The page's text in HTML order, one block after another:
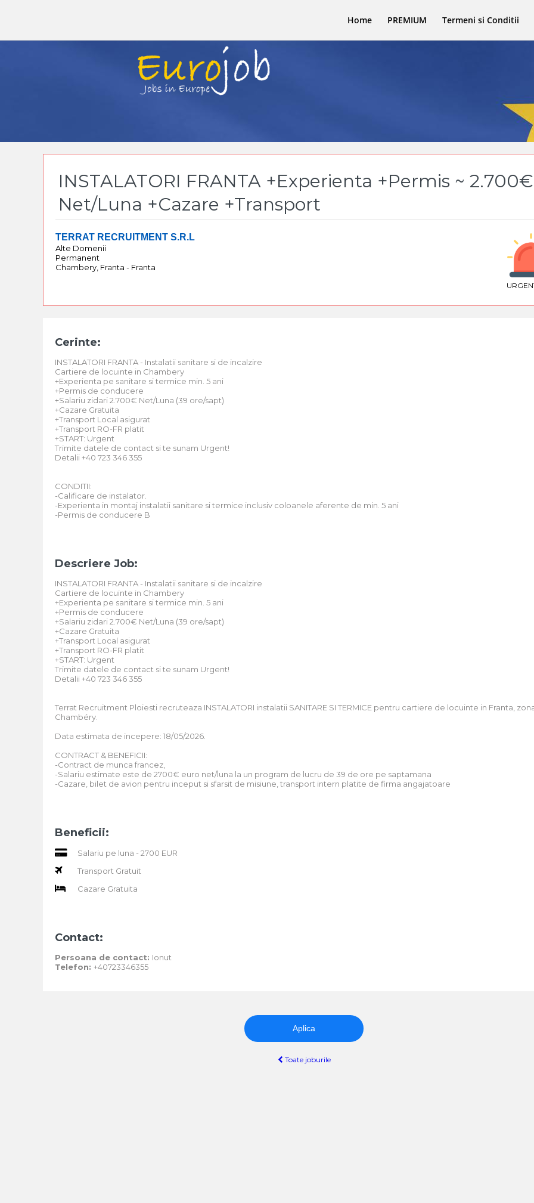
Home PREMIUM Termeni si Conditii
INSTALATORI FRANTA +Experienta +Permis ~ 2.700€
Net/Luna +Cazare +Transport
TERRAT RECRUITMENT S.R.L
Alte Domenii
Permanent
Chambery, Franta - Franta
Cerinte:
INSTALATORI FRANTA - Instalatii sanitare si de incalzire
Cartiere de locuinte in Chambery
+Experienta pe sanitare si termice min. 5 ani
+Permis de conducere
+Salariu zidari 2.700€ Net/Luna (39 ore/sapt)
+Cazare Gratuita
+Transport Local asigurat
+Transport RO-FR platit
+START: Urgent
Trimite datele de contact si te sunam Urgent!
Detalii +40 723 346 355
CONDITII:
-Calificare de instalator.
-Experienta in montaj instalatii sanitare si termice inclusiv coloanele aferente de min. 5 ani
-Permis de conducere B
Descriere Job:
INSTALATORI FRANTA - Instalatii sanitare si de incalzire
Cartiere de locuinte in Chambery
+Experienta pe sanitare si termice min. 5 ani
+Permis de conducere
+Salariu zidari 2.700€ Net/Luna (39 ore/sapt)
+Cazare Gratuita
+Transport Local asigurat
+Transport RO-FR platit
+START: Urgent
Trimite datele de contact si te sunam Urgent!
Detalii +40 723 346 355
Terrat Recruitment Ploiesti recruteaza INSTALATORI instalatii SANITARE SI TERMICE pentru cartiere de locuinte in Franta,
Chambéry.
Data estimata de incepere: 18/05/2026.
CONTRACT & BENEFICII:
-Contract de munca francez,
-Salariu estimate este de 2700€ euro net/luna la un program de lucru de 39 de ore pe saptamana
-Cazare, bilet de avion pentru inceput si sfarsit de misiune, transport intern platite de firma angajatoare
Beneficii:
Salariu pe luna - 2700 EUR
Transport Gratuit
Cazare Gratuita
Contact:
Persoana de contact: Ionut
Telefon: +40723346355
Aplica
Toate joburile